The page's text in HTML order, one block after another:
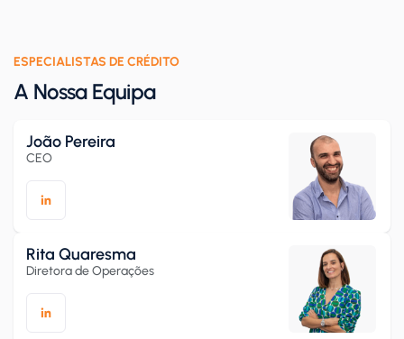
ESPECIALISTAS DE CRÉDITO
A Nossa Equipa
João Pereira
CEO
Rita Quaresma
Diretora de Operações